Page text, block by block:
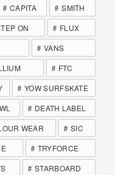
CAPITA
SMITH
ON
FLUX
VANS
FTC
YOW SURFSKATE
DEATH LABEL
WEAR
SIC
TRYFORCE
STARBOARD